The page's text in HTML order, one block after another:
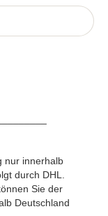
nur innerhalb
durch DHL.
Sie der
Deutschland